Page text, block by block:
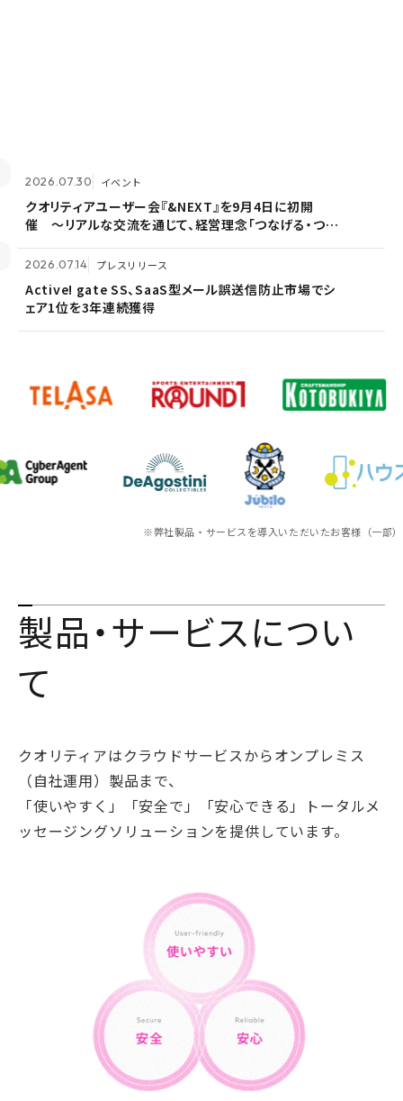
2026.07.30 イベント
クオリティアユーザー会『&NEXT』を9月4日に初開
催 〜リアルな交流を通じて、経営理念「つなげる・つな
2026.07.14 プレスリリース
Active! gate SS、SaaS型メール誤送信防止市場でシ
ェア1位を3年連続獲得
※弊社製品・サービスを導入いただいたお客様（一部）
製品・サービスについ
て
クオリティアはクラウドサービスからオンプレミス
（自社運用）製品まで、
「使いやすく」「安全で」「安心できる」トータルメ
ッセージングソリューションを提供しています。